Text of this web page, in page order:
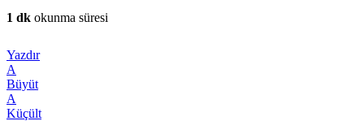
1 dk okunma süresi
Yazdır
A
Büyüt
A
Küçült